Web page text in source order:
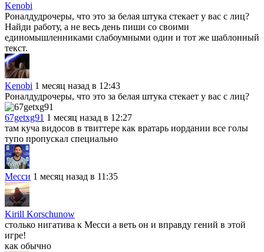
Kenobi
Роналдудрочеры, что это за белая штука стекает у вас с лиц?
Найди работу, а не весь день пиши со своими
единомышленниками слабоумными один и тот же шаблонный
текст.
Kenobi 1 месяц назад в 12:43
Роналдудрочеры, что это за белая штука стекает у вас с лиц?
67getxg91 1 месяц назад в 12:27
там куча видосов в твиттере как вратарь иордании все голы
тупо пропускал специально
Месси 1 месяц назад в 11:35
Kirill Korschunow
столько нигатива к Месси а веть он и вправду гений в этой
игре!
как обычно